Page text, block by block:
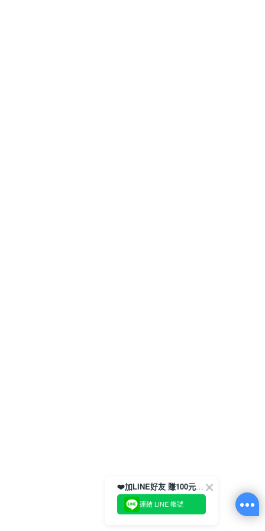
❤️加LINE好友 賺100元券！
連結 LINE 帳號